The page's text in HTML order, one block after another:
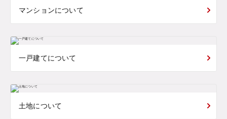
マンションについて
一戸建てについて
土地について